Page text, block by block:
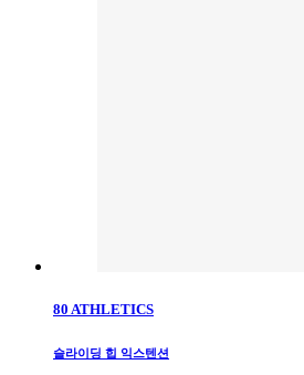
80 ATHLETICS
슬라이딩 힙 익스텐션